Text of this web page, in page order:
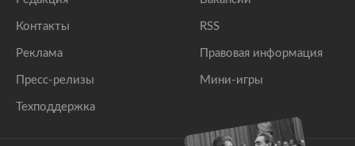
Контакты
Реклама
Пресс-релизы
Техподдержка
RSS
Правовая информация
Мини-игры